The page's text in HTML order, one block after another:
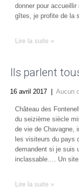
donner pour
gîtes, je profite de la
Lire la suite »
Ils parlent
16 avril 2017 Aucun
Château des
du seizième siècle
de vie de Chavagne,
les visiteurs du pays
demandent si je suis
inclassable…. Un
Lire la suite »